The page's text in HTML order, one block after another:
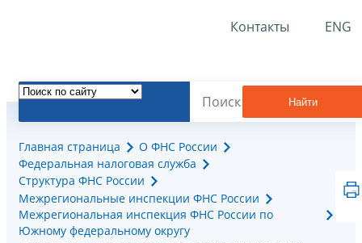
Контакты ENG
Найти
Главная страница
О ФНС России
Федеральная налоговая служба
Структура ФНС России
Межрегиональные инспекции ФНС России
Межрегиональная инспекция ФНС России по
Южному федеральному округу